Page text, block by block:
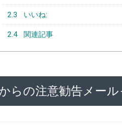
2.3 いいね:
2.4 関連記事
らの注意勧告メー